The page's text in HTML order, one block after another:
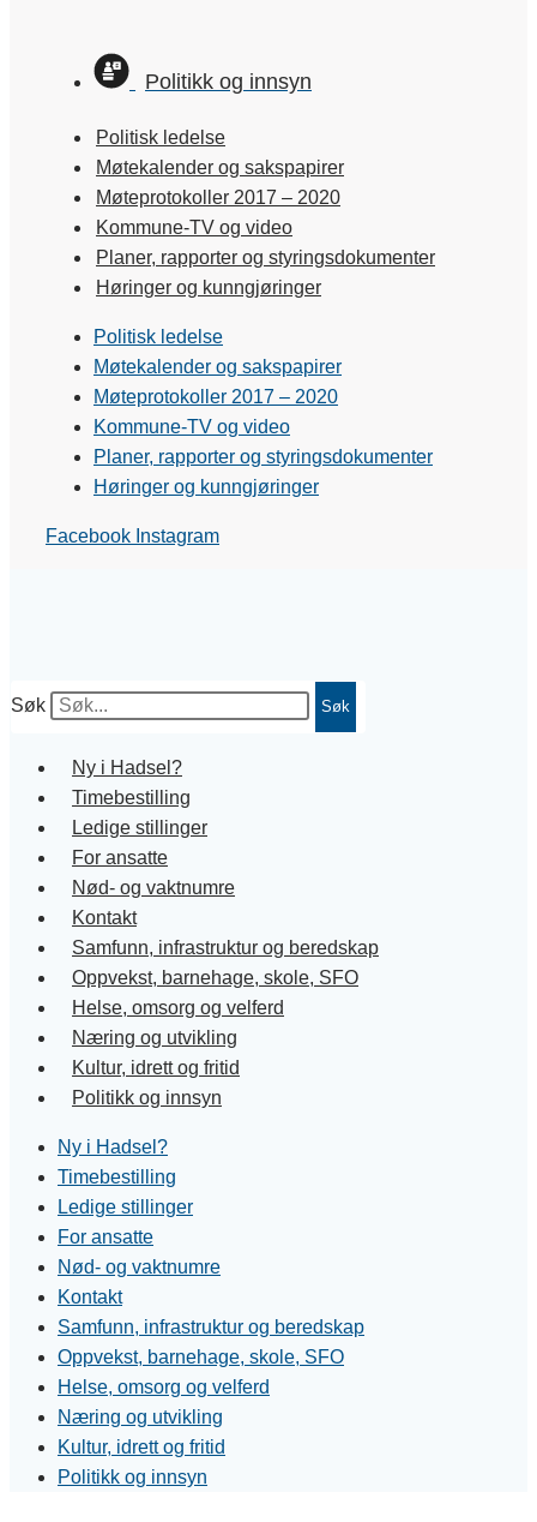
Politikk og innsyn
Politisk ledelse
Møtekalender og sakspapirer
Møteprotokoller 2017 – 2020
Kommune-TV og video
Planer, rapporter og styringsdokumenter
Høringer og kunngjøringer
Politisk ledelse
Møtekalender og sakspapirer
Møteprotokoller 2017 – 2020
Kommune-TV og video
Planer, rapporter og styringsdokumenter
Høringer og kunngjøringer
Facebook Instagram
Søk Søk
Ny i Hadsel?
Timebestilling
Ledige stillinger
For ansatte
Nød- og vaktnumre
Kontakt
Samfunn, infrastruktur og beredskap
Oppvekst, barnehage, skole, SFO
Helse, omsorg og velferd
Næring og utvikling
Kultur, idrett og fritid
Politikk og innsyn
Ny i Hadsel?
Timebestilling
Ledige stillinger
For ansatte
Nød- og vaktnumre
Kontakt
Samfunn, infrastruktur og beredskap
Oppvekst, barnehage, skole, SFO
Helse, omsorg og velferd
Næring og utvikling
Kultur, idrett og fritid
Politikk og innsyn